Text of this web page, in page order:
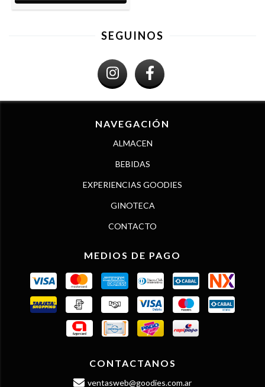
SEGUINOS
NAVEGACIÓN
ALMACEN
BEBIDAS
EXPERIENCIAS GOODIES
GINOTECA
CONTACTO
MEDIOS DE PAGO
CONTACTANOS
ventasweb@goodies.com.ar